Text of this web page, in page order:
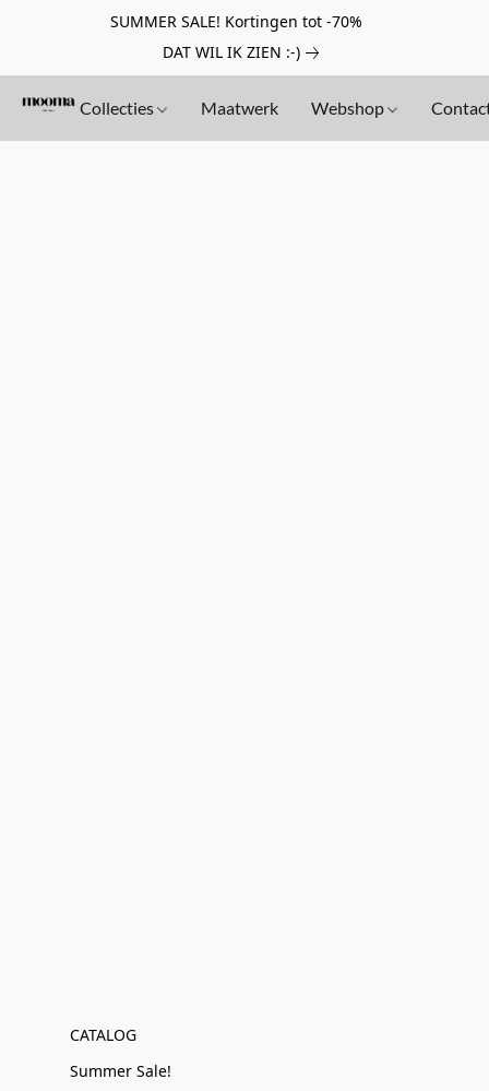
SUMMER SALE! Kortingen tot -70%
DAT WIL IK ZIEN :-)
Collecties Maatwerk Webshop
CATALOG
Summer Sale!